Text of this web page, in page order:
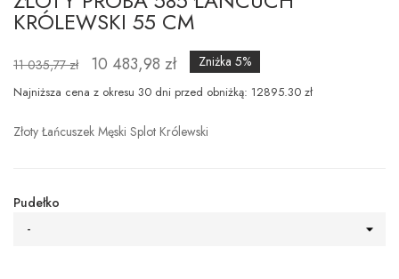
KRÓLEWSKI 55 CM
11 035,77 zł 10 483,98 zł Zniżka 5%
Najniższa cena z okresu 30 dni przed obniżką: 12895.30 zł
Złoty Łańcuszek Męski Splot Królewski
Pudełko
-